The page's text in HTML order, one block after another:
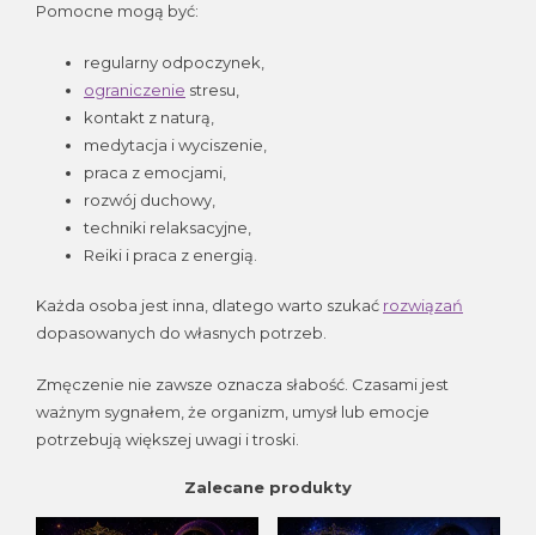
Pomocne mogą być:
regularny odpoczynek,
ograniczenie stresu,
kontakt z naturą,
medytacja i wyciszenie,
praca z emocjami,
rozwój duchowy,
techniki relaksacyjne,
Reiki i praca z energią.
Każda osoba jest inna, dlatego warto szukać rozwiązań
dopasowanych do własnych potrzeb.
Zmęczenie nie zawsze oznacza słabość. Czasami jest
ważnym sygnałem, że organizm, umysł lub emocje
potrzebują większej uwagi i troski.
Zalecane produkty